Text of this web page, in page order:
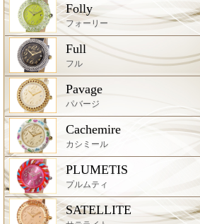
Folly
フォーリー
Full
フル
Pavage
パバージ
Cachemire
カシミール
PLUMETIS
プルムティ
SATELLITE